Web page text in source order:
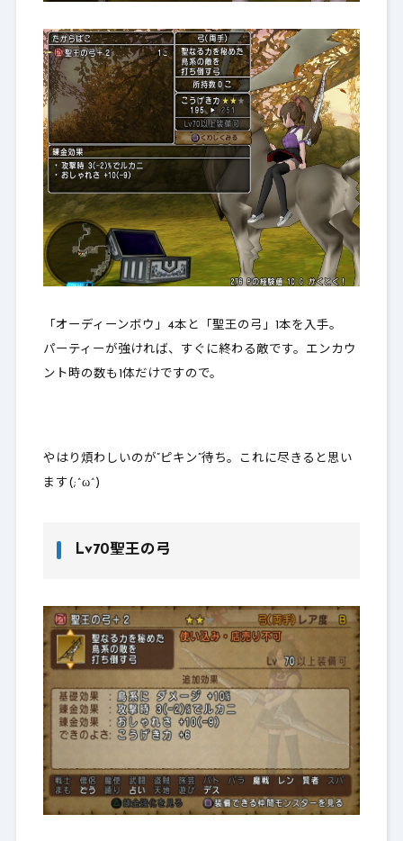
「オーディーンボウ」4本と「聖王の弓」1本を入手。
パーティーが強ければ、すぐに終わる敵です。エンカウ
ント時の数も1体だけですので。
やはり煩わしいのが”ピキン”待ち。これに尽きると思い
ます(;^ω^)
Lv70聖王の弓